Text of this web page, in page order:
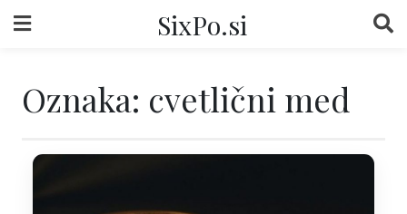
to
SixPo.si
Oznaka: cvetlični med